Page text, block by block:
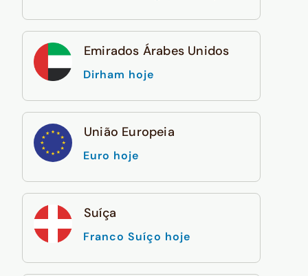
Emirados Árabes Unidos
Dirham hoje
União Europeia
Euro hoje
Suíça
Franco Suíço hoje